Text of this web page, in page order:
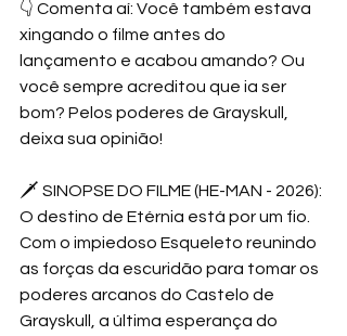
👇 Comenta aí: Você também estava
xingando o filme antes do
lançamento e acabou amando? Ou
você sempre acreditou que ia ser
bom? Pelos poderes de Grayskull,
deixa sua opinião!
🗡️ SINOPSE DO FILME (HE-MAN - 2026):
O destino de Etérnia está por um fio.
Com o impiedoso Esqueleto reunindo
as forças da escuridão para tomar os
poderes arcanos do Castelo de
Grayskull, a última esperança do